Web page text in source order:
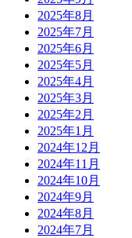
2025年8月
2025年7月
2025年6月
2025年5月
2025年4月
2025年3月
2025年2月
2025年1月
2024年12月
2024年11月
2024年10月
2024年9月
2024年8月
2024年7月